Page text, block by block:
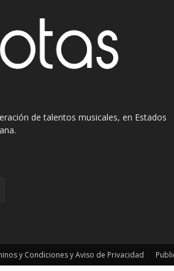
de talentos musicales, en Estados
y Condiciones y Aviso de Privacidad